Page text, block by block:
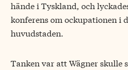
hände i Tyskland, och
konferens om ockupationen i
huvudstaden.
Tanken var att Wägner skulle